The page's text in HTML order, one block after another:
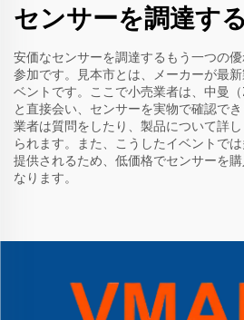
センサーを調達す
安価なセンサーを調達するもう一つの
参加です。見本市とは、メーカーが最
ベントです。ここで小売業者は、中曼
と直接会い、センサーを実物で確認で
業者は質問をしたり、製品について詳
られます。また、こうしたイベントで
提供されるため、低価格でセンサーを
なります。